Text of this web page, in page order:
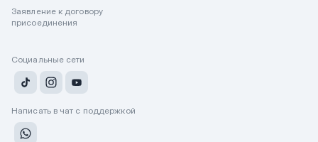
Заявление к договору
присоединения
Социальные сети
Написать в чат с поддержкой